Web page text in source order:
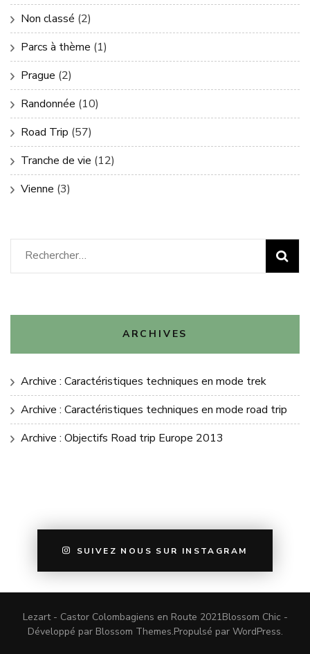
Non classé (2)
Parcs à thème (1)
Prague (2)
Randonnée (10)
Road Trip (57)
Tranche de vie (12)
Vienne (3)
Rechercher :
ARCHIVES
Archive : Caractéristiques techniques en mode trek
Archive : Caractéristiques techniques en mode road trip
Archive : Objectifs Road trip Europe 2013
SUIVEZ NOUS SUR INSTAGRAM
Lezart - Castor Colombagiens en Route 2021Blossom Chic -
Développé par Blossom Themes.Propulsé par WordPress.